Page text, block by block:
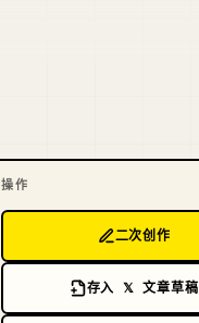
操作
二次创作
存入 𝕏 文章草稿